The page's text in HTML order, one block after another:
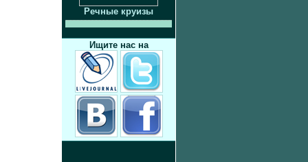
Речные круизы
Ищите нас на